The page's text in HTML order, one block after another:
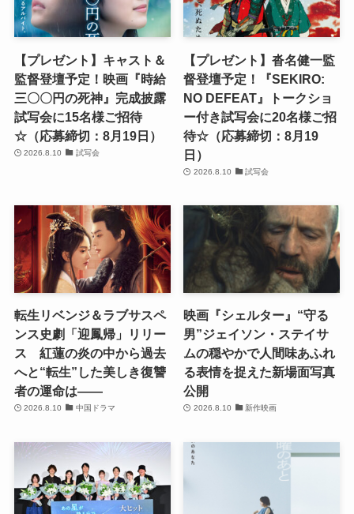
【プレゼント】キャスト＆
監督登壇予定！映画『時給
三〇〇円の死神』完成披露
試写会に15名様ご招待
☆（応募締切：8月19日）
2026.8.10 試写会
【プレゼント】沓名健一監
督登壇予定！『SEKIRO:
NO DEFEAT』トークショ
ー付き試写会に20名様ご招
待☆（応募締切：8月19
日）
2026.8.10 試写会
転生リベンジ＆ラブサスペ
ンス史劇「迎鳳帰」リリー
ス 紅蓮の炎の中から過去
へと“転生”した美しき復讐
者の運命は――
2026.8.10 中国ドラマ
映画『シェルター』“守る
男”ジェイソン・ステイサ
ムの穏やかで人間味あふれ
る表情を捉えた新場面写真
公開
2026.8.10 新作映画